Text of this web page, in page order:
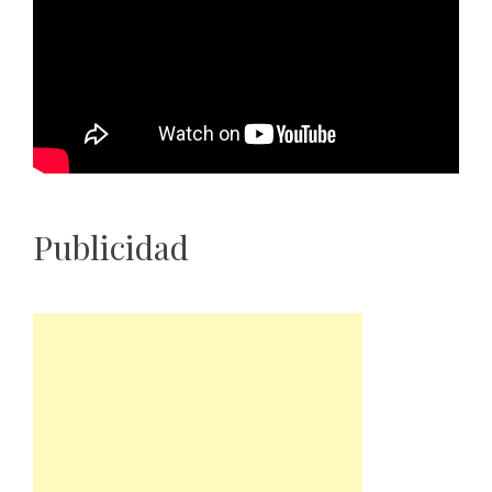
Publicidad